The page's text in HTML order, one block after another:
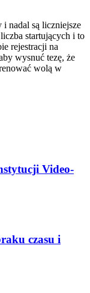
nadal są liczniejsze
startujących i to
rejestracji na
wysnuć tezę, że
wolą w
Video-
czasu i